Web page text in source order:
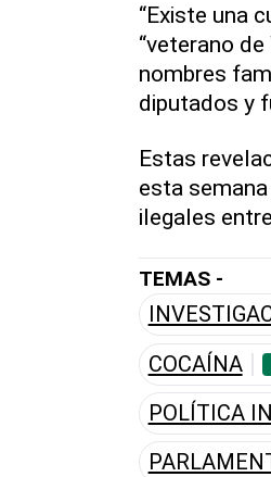
“Existe una
“veterano
nombres
diputados y
Estas
esta
ilegales
TEMAS -
COCAÍNA
POLÍTICA